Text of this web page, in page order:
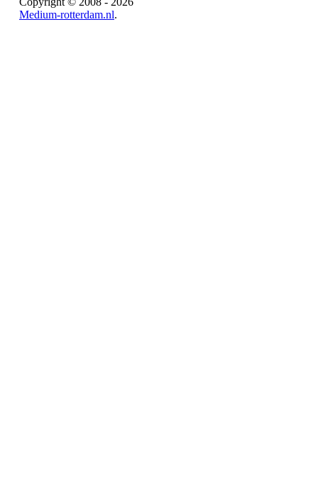
Medium-rotterdam.nl.